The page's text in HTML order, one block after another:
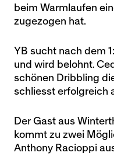
beim Warmlaufen
zugezogen hat.
YB sucht nach dem
und wird belohnt.
schönen Dribbling
schliesst erfolgreich
Der Gast aus
kommt zu zwei
Anthony Racioppi